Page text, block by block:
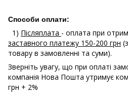
Способи оплати:
1) Післяплата - оплата при
заставного платежу 150-200 грн
товару в замовленні та суми).
Зверніть увагу, що при оплаті
компанія Нова Пошта утримує
грн + 2%